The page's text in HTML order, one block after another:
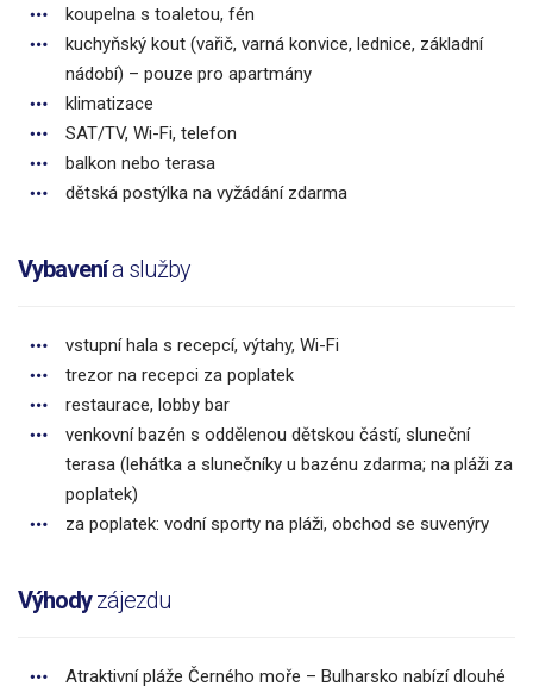
koupelna s toaletou, fén
kuchyňský kout (vařič, varná konvice, lednice, základní
nádobí) – pouze pro apartmány
klimatizace
SAT/TV, Wi-Fi, telefon
balkon nebo terasa
dětská postýlka na vyžádání zdarma
Vybavenía služby
vstupní hala s recepcí, výtahy, Wi-Fi
trezor na recepci za poplatek
restaurace, lobby bar
venkovní bazén s oddělenou dětskou částí, sluneční
terasa (lehátka a slunečníky u bazénu zdarma; na pláži za
poplatek)
za poplatek: vodní sporty na pláži, obchod se suvenýry
Výhodyzájezdu
Atraktivní pláže Černého moře – Bulharsko nabízí dlouhé